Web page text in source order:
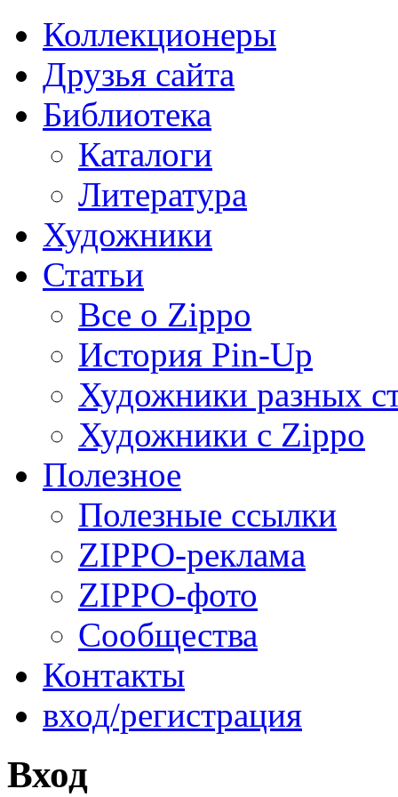
Коллекционеры
Друзья сайта
Библиотека
Каталоги
Литература
Художники
Статьи
Все о Zippo
История Pin-Up
Художники разных
Художники с Zippo
Полезное
Полезные ссылки
ZIPPO-реклама
ZIPPO-фото
Сообщества
Контакты
вход/регистрация
Вход